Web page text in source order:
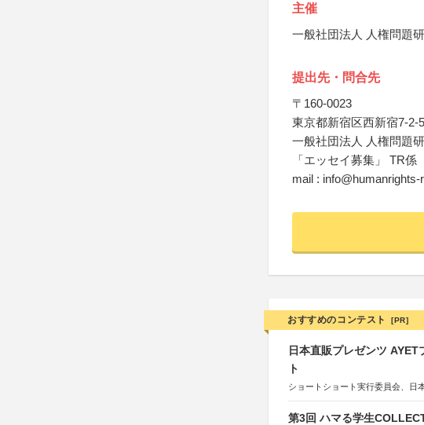
主催
一般社団法人 人権問題
提出先・問合先
〒160-0023
東京都新宿区西新宿7-2-
一般社団法人 人権問題
「エッセイ募集」 TR係
mail : info@humanrights-
おすすめのコンテスト [PR]
日本直販プレゼンツ
ト
ショートショート実行委員会、日
第3回 ハマる学生